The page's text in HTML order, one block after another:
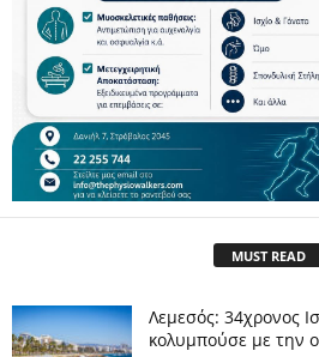
MUST READ
Λεμεσός: 34χρονος
κολυμπούσε με την